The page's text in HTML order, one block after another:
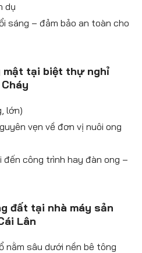
dụ
sáng – đảm bảo an toàn cho
mật tại biệt thự nghỉ
lớn)
vẹn về đơn vị nuôi ong
đến công trình hay đàn ong –
đất tại nhà máy sản
Lân
nằm sâu dưới nền bê tông